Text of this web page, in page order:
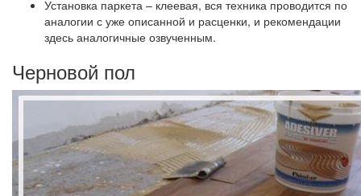
Установка паркета – клеевая, вся техника проводится по
аналогии с уже описанной и расценки, и рекомендации
здесь аналогичные озвученным.
Черновой пол